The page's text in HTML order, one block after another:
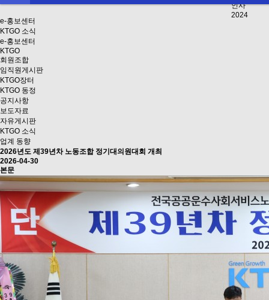
인사
2024
e-홍보센터
KTGO 소식
e-홍보센터
KTGO
회원조합
임직원게시판
KTGO장터
KTGO 동정
공지사항
보도자료
자유게시판
KTGO 소식
업계 동향
2026년도 제39년차 노동조합 정기대의원대회 개최
2026-04-30
본문